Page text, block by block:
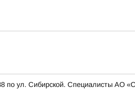
по ул. Сибирской. Специалисты АО